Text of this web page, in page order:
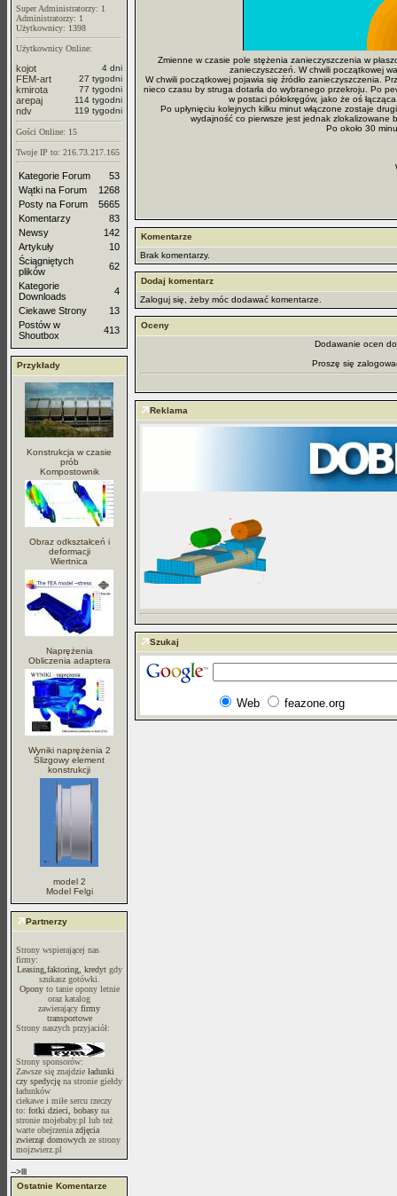
Super Administratorzy: 1
Administratorzy: 1
Użytkownicy: 1398
Użytkownicy Online:
kojot 4 dni
FEM-art 27 tygodni
kmirota 77 tygodni
arepaj 114 tygodni
ndv 119 tygodni
Gości Online: 15
Twoje IP to: 216.73.217.165
Kategorie Forum
53
Wątki na Forum
1268
Posty na Forum
5665
Komentarzy
83
Newsy
142
Artykuły
10
Ściągniętych
plików
62
Kategorie
Downloads
4
Ciekawe Strony
13
Postów w
Shoutbox
413
Przykłady
Konstrukcja w czasie
prób
Kompostownik
Obraz odkształceń i
deformacji
Wiertnica
Naprężenia
Obliczenia adaptera
Wyniki naprężenia 2
Ślizgowy element
konstrukcji
model 2
Model Felgi
Partnerzy
Strony wspierającej nas
firmy:
Leasing,faktoring, kredytgdy
szukasz gotówki.
Oponyto tanie opony letnie
oraz katalog
zawierający firmy
transportowe
Strony naszych przyjaciół:
Strony sponsorów:
Zawsze się znajdzie ładunki
czy spedycję na stronie giełdy
ładunków
ciekawe i miłe sercu rzeczy
to: fotki dzieci, bobasy na
stronie mojebaby.pl lub też
warte obejrzenia zdjęcia
zwierząt domowych ze strony
mojzwierz.pl
-->lll
Ostatnie Komentarze
Zmienne w czasie pole stężenia zanieczyszczenia w
zanieczyszczeń. W chwili początkowej
W chwili początkowej pojawia się źródło zanieczyszczenia.
nieco czasu by struga dotarła do wybranego przekroju. Po
w postaci półokręgów, jako że oś
Po upłynięciu kolejnych kilku minut włączone zostaje
wydajność co pierwsze jest jednak zlokalizowane
Po około 30
Komentarze
Brak komentarzy.
Dodaj komentarz
Zaloguj się, żeby móc dodawać komentarze.
Oceny
Dodawanie ocen
Proszę się
Reklama
Szukaj
Web feazone.org